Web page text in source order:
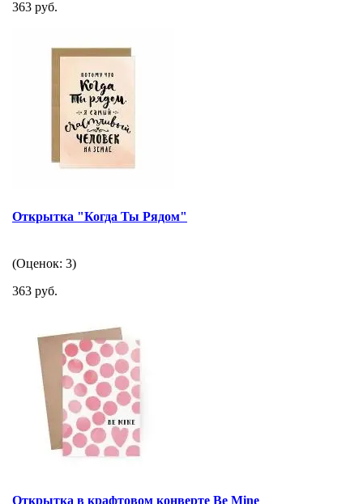
363 руб.
Открытка "Когда Ты Рядом"
(Оценок: 3)
363 руб.
Открытка в крафтовом конверте Be Mine